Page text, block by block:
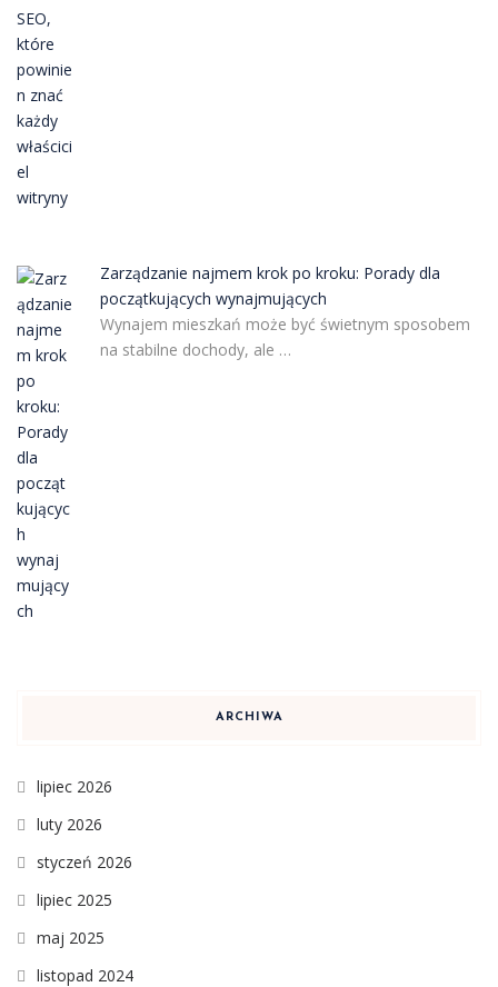
Zarządzanie najmem krok po kroku: Porady dla
początkujących wynajmujących
Wynajem mieszkań może być świetnym sposobem
na stabilne dochody, ale …
ARCHIWA
lipiec 2026
luty 2026
styczeń 2026
lipiec 2025
maj 2025
listopad 2024